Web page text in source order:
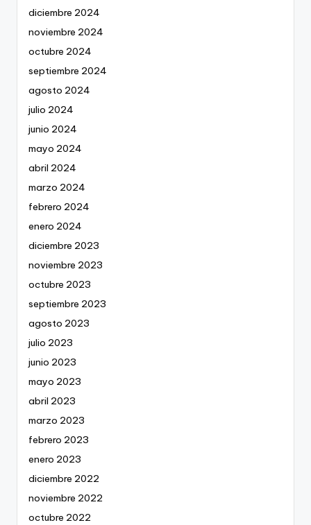
diciembre 2024
noviembre 2024
octubre 2024
septiembre 2024
agosto 2024
julio 2024
junio 2024
mayo 2024
abril 2024
marzo 2024
febrero 2024
enero 2024
diciembre 2023
noviembre 2023
octubre 2023
septiembre 2023
agosto 2023
julio 2023
junio 2023
mayo 2023
abril 2023
marzo 2023
febrero 2023
enero 2023
diciembre 2022
noviembre 2022
octubre 2022